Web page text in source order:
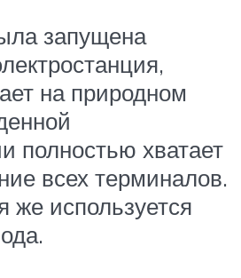
запущена
на природном
полностью хватает
всех терминалов.
же используется